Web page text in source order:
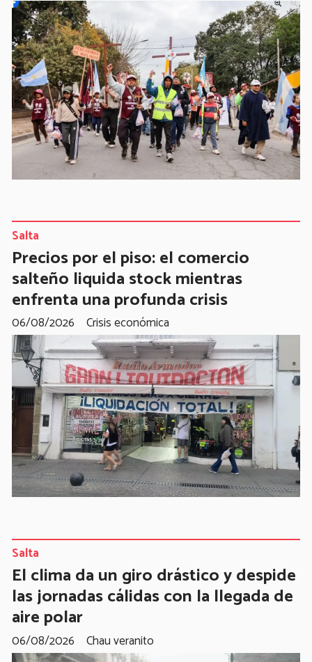
Precios por el piso: el comercio
salteño liquida stock mientras
enfrenta una profunda crisis
Crisis económica
Salta
06/08/2026
El clima da un giro drástico y despide
las jornadas cálidas con la llegada de
aire polar
Chau veranito
Salta
06/08/2026